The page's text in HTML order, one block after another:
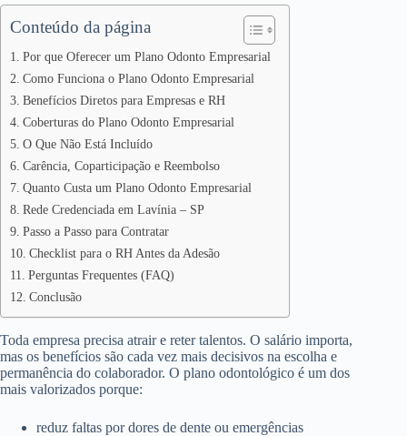
Conteúdo da página
Por que Oferecer um Plano Odonto Empresarial
Como Funciona o Plano Odonto Empresarial
Benefícios Diretos para Empresas e RH
Coberturas do Plano Odonto Empresarial
O Que Não Está Incluído
Carência, Coparticipação e Reembolso
Quanto Custa um Plano Odonto Empresarial
Rede Credenciada em Lavínia – SP
Passo a Passo para Contratar
Checklist para o RH Antes da Adesão
Perguntas Frequentes (FAQ)
Conclusão
Toda empresa precisa atrair e reter talentos. O salário importa,
mas os benefícios são cada vez mais decisivos na escolha e
permanência do colaborador. O plano odontológico é um dos
mais valorizados porque:
reduz faltas por dores de dente ou emergências